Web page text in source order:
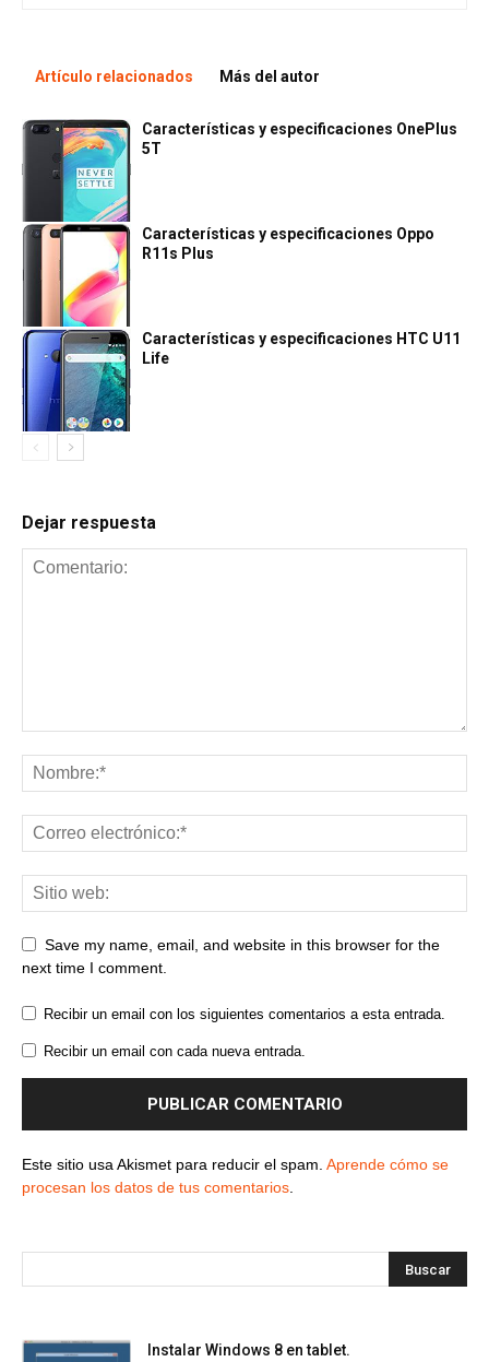
Artículo relacionados Más del autor
Características y especificaciones OnePlus
5T
Características y especificaciones Oppo
R11s Plus
Características y especificaciones HTC U11
Life
Dejar respuesta
Save my name, email, and website in this browser for the
next time I comment.
Recibir un email con los siguientes comentarios a esta entrada.
Recibir un email con cada nueva entrada.
Este sitio usa Akismet para reducir el spam. Aprende cómo se
procesan los datos de tus comentarios
Instalar Windows 8 en tablet.